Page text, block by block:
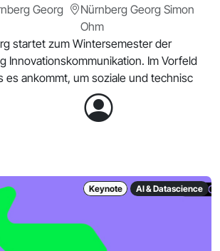
Georg
Nürnberg Georg Simon
Ohm
startet zum Wintersemester der
Innovationskommunikation. Im Vorfeld
es ankommt, um soziale und technisc
Keynote AI & Datascience